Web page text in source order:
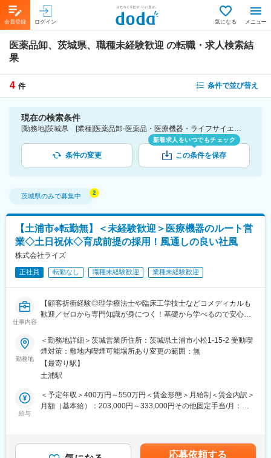
会員登録 ログイン 気になる メニュー
医薬品卸、茨城県、職種未経験歓迎 の転職・求人検索結
果
4 件 条件で並び替え
現在の検索条件
[勤務地]茨城県 [業種]医薬品卸-医薬品・医療機器・ライフサイエンス・医療系サービス [こだわり条件ピックアップ]職種未経験歓迎 [詳細条件](募集・採用情報)職種未経験歓迎
条件の変更
新着求人をいつでもチェック
この条件を保存
茨城県のみで募集中
【土浦市※転勤無】＜未経験歓迎＞医療機器のルート営
業◇土日祝休◇育成前提の採用！風通しの良い社風
株式会社ライズ
正社員 転勤なし 職種未経験歓迎 業種未経験歓迎
仕事内容
【顧客折衝経験◎理学療法士や臨床工学技士などコメディカルも
歓迎／ゼロから専門知識が身につく！基礎から学べるので安心／
＜求人のポイント＞
◎医療知識ゼロからスタートOK。メーカー研修・勉強会で着実に
成長
◎既存顧客中心。病院・クリニックと長く信頼関係を築く深耕型
営業
◎医療現場を支える社会貢献性の高い仕事
後のフォローまで担当いただきます。
医師や看護師、臨床検査技師の方々とコミュニケーションを取り
勤務地
＜勤務地詳細＞茨城営業所住所：茨城県土浦市小松1-15-2 受動喫
煙対策：敷地内喫煙可能場所あり変更の範囲：無
【最寄り駅】
土浦駅
給与
＜予定年収＞400万円～550万円＜賃金形態＞月給制＜賃金内訳＞
月額（基本給）：203,000円～333,000円その他固定手当/月：
業手当＞有＜給与補足＞■賞与：年1回（会社業績による）賃金は
応募依頼する